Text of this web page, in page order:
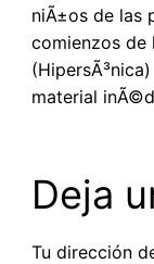
niÃ±os de las
comienzos de
material
Deja
Tu dirección